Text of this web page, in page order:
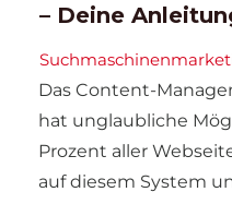
– Deine
Das Content-
hat unglaubliche
Prozent aller
auf diesem System